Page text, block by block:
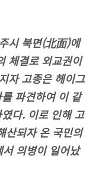
시 북면(北面)에
체결로 외교권이
자 고종은 헤이그
파견하여 이 같
다. 이로 인해 고
산되자 온 국민의
의병이 일어났